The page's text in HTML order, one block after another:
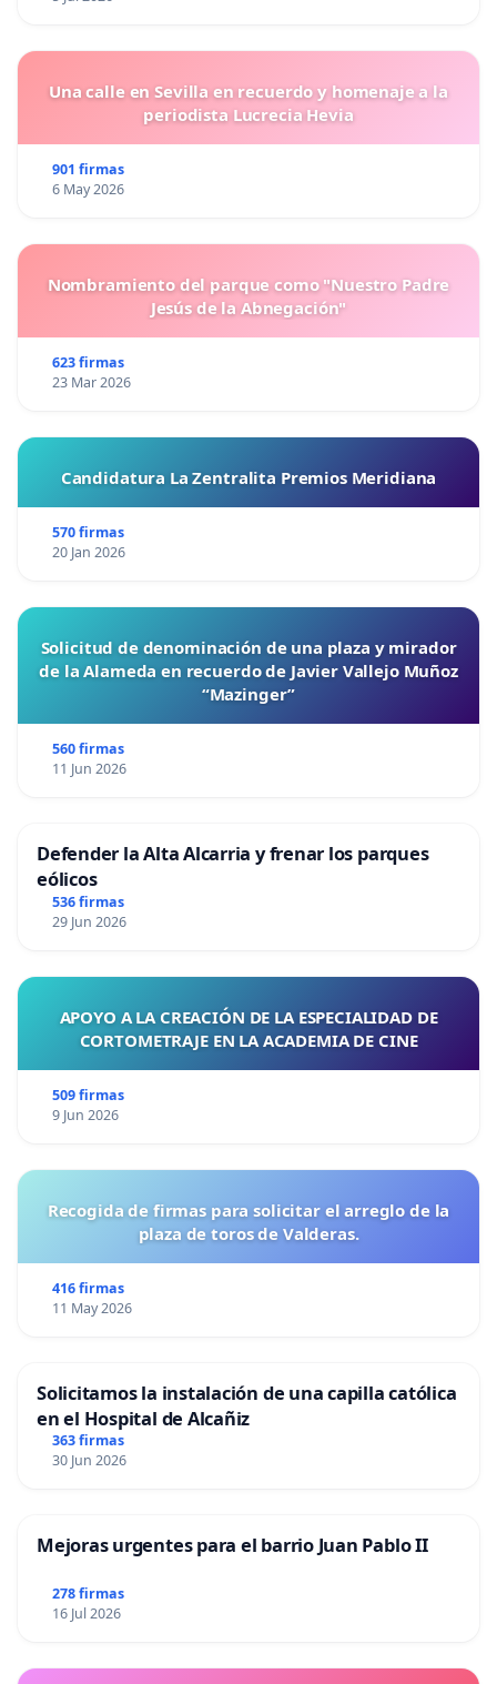
Una calle en Sevilla en recuerdo y homenaje a la
periodista Lucrecia Hevia
901 firmas
6 May 2026
Nombramiento del parque como "Nuestro Padre
Jesús de la Abnegación"
623 firmas
23 Mar 2026
Candidatura La Zentralita Premios Meridiana
570 firmas
20 Jan 2026
Solicitud de denominación de una plaza y mirador
de la Alameda en recuerdo de Javier Vallejo Muñoz
“Mazinger”
560 firmas
11 Jun 2026
Defender la Alta Alcarria y frenar los parques
eólicos
536 firmas
29 Jun 2026
APOYO A LA CREACIÓN DE LA ESPECIALIDAD DE
CORTOMETRAJE EN LA ACADEMIA DE CINE
509 firmas
9 Jun 2026
Recogida de firmas para solicitar el arreglo de la
plaza de toros de Valderas.
416 firmas
11 May 2026
Solicitamos la instalación de una capilla católica
en el Hospital de Alcañiz
363 firmas
30 Jun 2026
Mejoras urgentes para el barrio Juan Pablo II
278 firmas
16 Jul 2026